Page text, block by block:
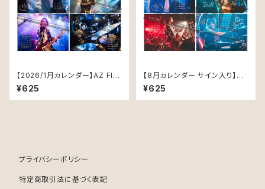
【2026/1月カレンダー】AZ Fla
vor Photo Calendar Septe
mber version
¥625
【8月カレンダー サイン入り】AZ
Flavor Photo Calendar Aug
ust version
¥625
プライバシーポリシー
特定商取引法に基づく表記